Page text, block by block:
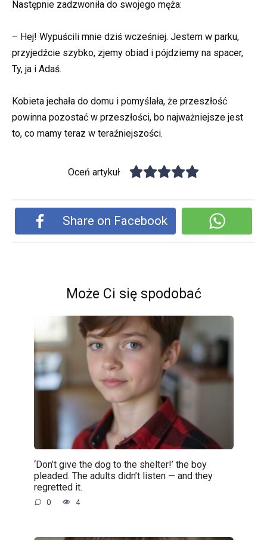
Następnie zadzwoniła do swojego męża:
– Hej! Wypuścili mnie dziś wcześniej. Jestem w parku,
przyjedźcie szybko, zjemy obiad i pójdziemy na spacer,
Ty, ja i Adaś.
Kobieta jechała do domu i pomyślała, że przeszłość
powinna pozostać w przeszłości, bo najważniejsze jest
to, co mamy teraz w teraźniejszości.
Oceń artykuł
Share on Facebook
Może Ci się spodobać
‘Don’t give the dog to the shelter!’ the boy
pleaded. The adults didn’t listen — and they
regretted it.
0 4